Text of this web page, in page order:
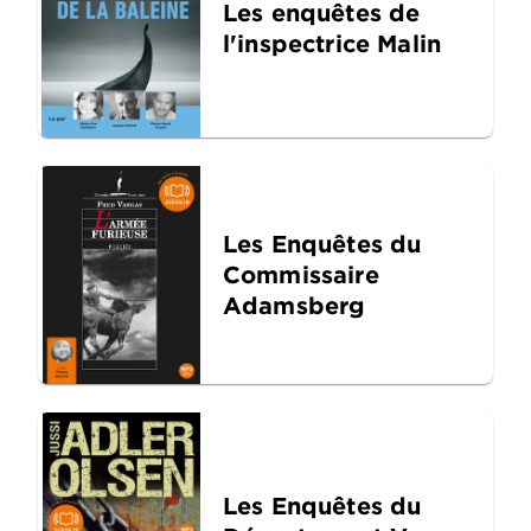
Les enquêtes de
l'inspectrice Malin
Les Enquêtes du
Commissaire
Adamsberg
Les Enquêtes du